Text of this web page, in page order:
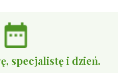
specjalistę i dzień.